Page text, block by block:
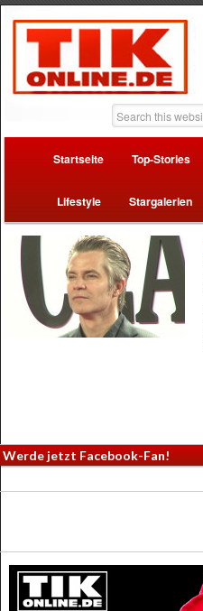
Startseite Top-Stories
Lifestyle Stargalerien
Werde jetzt Facebook-Fan!